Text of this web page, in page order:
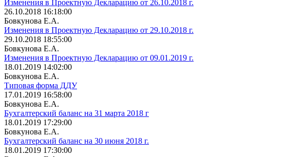
Изменения в Проектную Декларацию от 26.10.2018 г.
26.10.2018 16:18:00
Бовкунова Е.А.
Изменения в Проектную Декларацию от 29.10.2018 г.
29.10.2018 18:55:00
Бовкунова Е.А.
Изменения в Проектную Декларацию от 09.01.2019 г.
18.01.2019 14:02:00
Бовкунова Е.А.
Типовая форма ДДУ
17.01.2019 16:58:00
Бовкунова Е.А.
Бухгалтерский баланс на 31 марта 2018 г
18.01.2019 17:29:00
Бовкунова Е.А.
Бухгалтерский баланс на 30 июня 2018 г.
18.01.2019 17:30:00